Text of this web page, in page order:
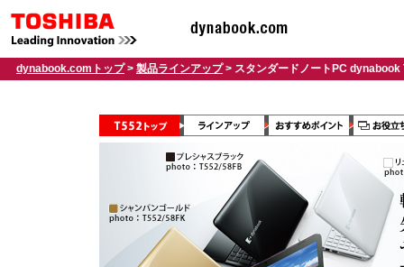
dynabook.comトップ> 製品ラインアップ> スタンダードノートPC dynabook